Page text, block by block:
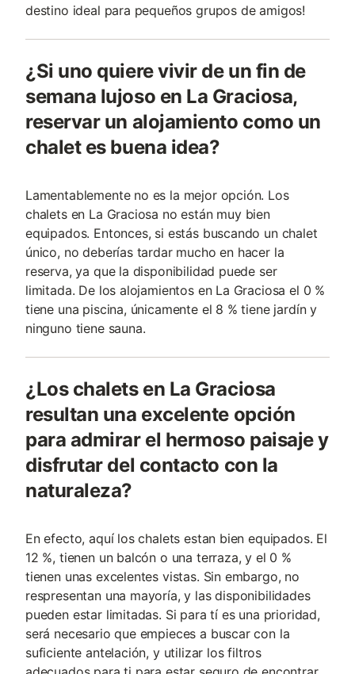
destino ideal para pequeños grupos de amigos!
¿Si uno quiere vivir de un fin de
semana lujoso en La Graciosa,
reservar un alojamiento como un
chalet es buena idea?
Lamentablemente no es la mejor opción. Los
chalets en La Graciosa no están muy bien
equipados. Entonces, si estás buscando un chalet
único, no deberías tardar mucho en hacer la
reserva, ya que la disponibilidad puede ser
limitada. De los alojamientos en La Graciosa el 0 %
tiene una piscina, únicamente el 8 % tiene jardín y
ninguno tiene sauna.
¿Los chalets en La Graciosa
resultan una excelente opción
para admirar el hermoso paisaje y
disfrutar del contacto con la
naturaleza?
En efecto, aquí los chalets estan bien equipados. El
12 %, tienen un balcón o una terraza, y el 0 %
tienen unas excelentes vistas. Sin embargo, no
respresentan una mayoría, y las disponibilidades
pueden estar limitadas. Si para tí es una prioridad,
será necesario que empieces a buscar con la
suficiente antelación, y utilizar los filtros